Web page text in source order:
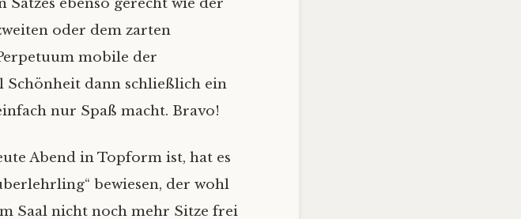
ebenso gerecht wie der
oder dem zarten
mobile der
Schönheit dann schließlich ein
nur Spaß macht. Bravo!
Abend in Topform ist, hat es
bewiesen, der wohl
Saal nicht noch mehr Sitze frei